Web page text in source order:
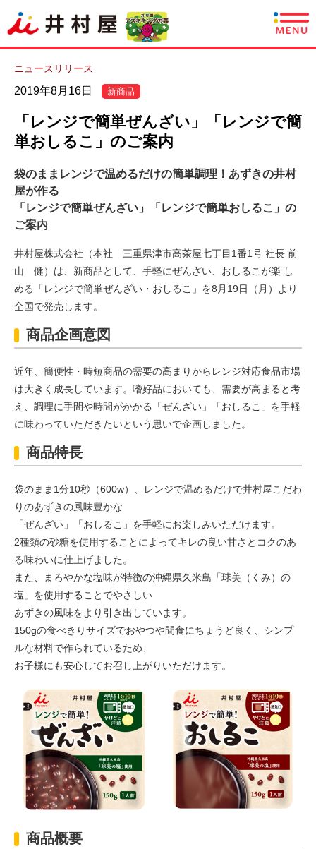
商品情報
あずきについて
CSR情報
企業情報
採用情報
English
ニュースリリース
2019年8月16日 新商品
「レンジで簡単ぜんざい」「レンジで簡
単おしるこ」のご案内
袋のままレンジで温めるだけの簡単調理！あずきの井村
屋が作る
「レンジで簡単ぜんざい」「レンジで簡単おしるこ」の
ご案内
井村屋株式会社（本社 三重県津市高茶屋七丁目1番1号 社長 前
山 健）は、新商品として、手軽にぜんざい、おしるこが楽 し
める「レンジで簡単ぜんざい・おしるこ」を8月19日（月）より
全国で発売します。
商品企画意図
近年、簡便性・時短商品の需要の高まりからレンジ対応食品市場
は大きく成長しています。嗜好品においても、需要が高まると考
え、調理に手間や時間がかかる「ぜんざい」「おしるこ」を手軽
に味わっていただきたいという思いで企画しました。
商品特長
袋のまま1分10秒（600w）、レンジで温めるだけで井村屋こだわ
りのあずきの風味豊かな
「ぜんざい」「おしるこ」を手軽にお楽しみいただけます。
2種類の砂糖を使用することによってキレの良い甘さとコクのあ
る味わいに仕上げました。
また、まろやかな塩味が特徴の沖縄県久米島「球美（くみ）の
塩」を使用することでやさしい
あずきの風味をより引き出しています。
150gの食べきりサイズでおやつや間食にちょうど良く、シンプ
ルな材料で作られているため、
お子様にも安心してお召し上がりいただけます。
商品概要